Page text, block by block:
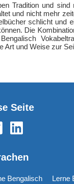
Tradition und
und nicht mehr
schlicht und
Die
Art und Weise zur
Seite
Bengalisch Lerne